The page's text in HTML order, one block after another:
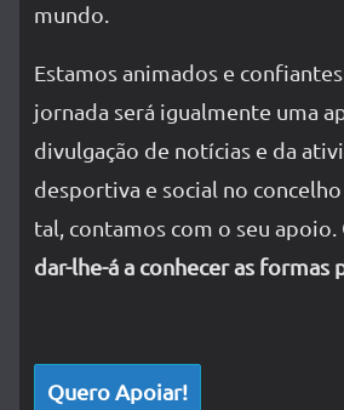
mundo.
Estamos animados e
jornada será igualmente uma
divulgação de notícias e da
desportiva e social no
tal, contamos com o seu apoio.
dar-lhe-á a conhecer as formas
Quero Apoiar!